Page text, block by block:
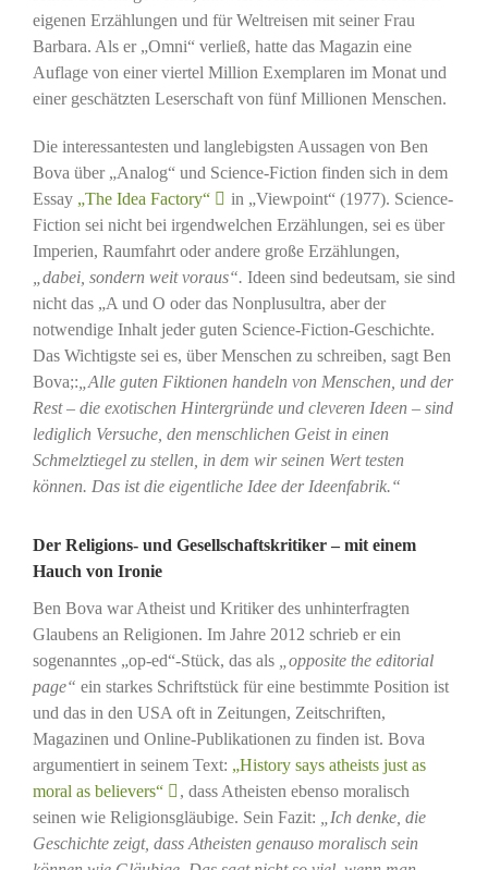
eigenen Erzählungen und für Weltreisen mit seiner Frau
Barbara. Als er „Omni“ verließ, hatte das Magazin eine
Auflage von einer viertel Million Exemplaren im Monat und
einer geschätzten Leserschaft von fünf Millionen Menschen.
Die interessantesten und langlebigsten Aussagen von Ben
Bova über „Analog“ und Science-Fiction finden sich in dem
Essay „The Idea Factory“
in „Viewpoint“ (1977). Science-
Fiction sei nicht bei irgendwelchen Erzählungen, sei es über
Imperien, Raumfahrt oder andere große Erzählungen,
„dabei, sondern weit voraus“. Ideen sind bedeutsam, sie sind
nicht das „A und O oder das Nonplusultra, aber der
notwendige Inhalt jeder guten Science-Fiction-Geschichte.
Das Wichtigste sei es, über Menschen zu schreiben, sagt Ben
Bova;: „Alle guten Fiktionen handeln von Menschen, und der
Rest – die exotischen Hintergründe und cleveren Ideen – sind
lediglich Versuche, den menschlichen Geist in einen
Schmelztiegel zu stellen, in dem wir seinen Wert testen
können. Das ist die eigentliche Idee der Ideenfabrik.“
Der Religions- und Gesellschaftskritiker – mit einem
Hauch von Ironie
Ben Bova war Atheist und Kritiker des unhinterfragten
Glaubens an Religionen. Im Jahre 2012 schrieb er ein
sogenanntes „op-ed“-Stück, das als
„opposite the editorial
page“ ein starkes Schriftstück für eine bestimmte Position ist
und das in den USA oft in Zeitungen, Zeitschriften,
Magazinen und Online-Publikationen zu finden ist. Bova
argumentiert in seinem Text: „History says atheists just as
moral as believers“
, dass Atheisten ebenso moralisch
seinen wie Religionsgläubige. Sein Fazit:
„Ich denke, die
Geschichte zeigt, dass Atheisten genauso moralisch sein